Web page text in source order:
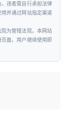
违者需自行承担法律
并通过网站指定渠道
为管辖法院。本网站
面，用户继续使用即